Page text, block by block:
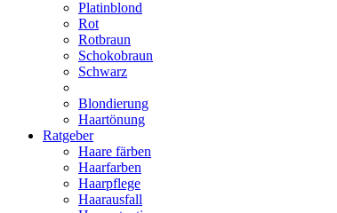
Platinblond
Rot
Rotbraun
Schokobraun
Schwarz
Blondierung
Haartönung
Ratgeber
Haare färben
Haarfarben
Haarpflege
Haarausfall